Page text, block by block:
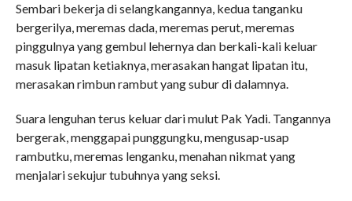
Sembari bekerja di selangkangannya, kedua tanganku
bergerilya, meremas dada, meremas perut, meremas
pinggulnya yang gembul lehernya dan berkali-kali keluar
masuk lipatan ketiaknya, merasakan hangat lipatan itu,
merasakan rimbun rambut yang subur di dalamnya.
Suara lenguhan terus keluar dari mulut Pak Yadi. Tangannya
bergerak, menggapai punggungku, mengusap-usap
rambutku, meremas lenganku, menahan nikmat yang
menjalari sekujur tubuhnya yang seksi.